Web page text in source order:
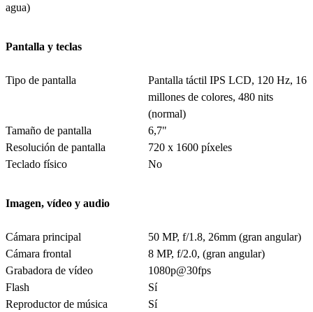
agua)
Pantalla y teclas
Tipo de pantalla
Pantalla táctil IPS LCD, 120 Hz, 16
millones de colores, 480 nits
(normal)
Tamaño de pantalla
6,7"
Resolución de pantalla
720 x 1600 píxeles
Teclado físico
No
Imagen, vídeo y audio
Cámara principal
50 MP, f/1.8, 26mm (gran angular)
Cámara frontal
8 MP, f/2.0, (gran angular)
Grabadora de vídeo
1080p@30fps
Flash
Sí
Reproductor de música
Sí